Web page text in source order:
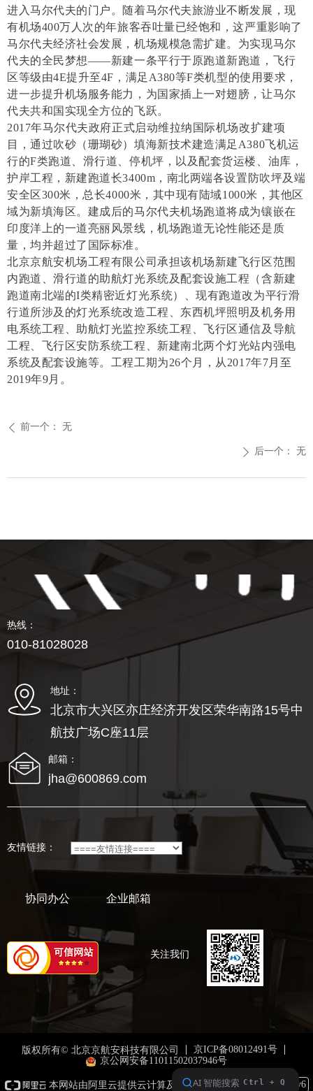
进入马尔代夫的门户。随着马尔代夫旅游业不断发展，现
有机场400万人次的年旅客吞吐量已经饱和，这严重影响了
马尔代夫经济社会发展，机场规模急需扩建。为实现马尔
代夫的全民梦想——新建一条平行于原跑道新跑道，飞行
区等级由4E提升至4F，满足A380等F类机型的使用要求，
进一步提升机场服务能力，为国家插上一对翅膀，让马尔
代夫共和国实现全方位的飞跃。
2017年马尔代夫政府正式启动维拉纳国际机场改扩建项
目，通过吹砂（珊瑚砂）填海新技术建造满足A380飞机运
行的F类跑道、滑行道、停机坪，以及配套货运楼、油库，
护岸工程，新建跑道长3400m，南北两端各设置防吹坪及端
安全区300米，总长4000米，其中现有陆域1000米，其他区
域为新填海区。建成后的马尔代夫机场跑道将成为镶嵌在
印度洋上的一道亮丽风景线，机场跑道无论性能还是质
量，均并超过了国际标准。
北京京航安机场工程有限公司承担该机场新建飞行区范围
内跑道、滑行道的助航灯光系统及配套设施工程（含新建
跑道南北端的I类精密近灯光系统）、现有跑道改为平行滑
行道所涉及的灯光系统改造工程、东西机坪照明及机务用
电系统工程、助航灯光监控系统工程、飞行区通信及导航
工程、飞行区安防系统工程、新建南北两个灯光站内强电
系统及配套设施等。工程工期为26个月，从2017年7月至
2019年9月。
ꄴ 前一个： 无
ꄲ 后一个： 无
热线：
010-81028028
地址：
北京市大兴区亦庄经济开发区荣华南路15号中
航技广场C座11层
邮箱：
jha@600869.com
友情链接：
协同办公 企业邮箱
关注我们
版权所有© 北京京航安科技有限公司
京ICP备08012491号
京公网安备11011502037946号
本网站由阿里云提供云计算及安全服务 本网站支持 IPv6